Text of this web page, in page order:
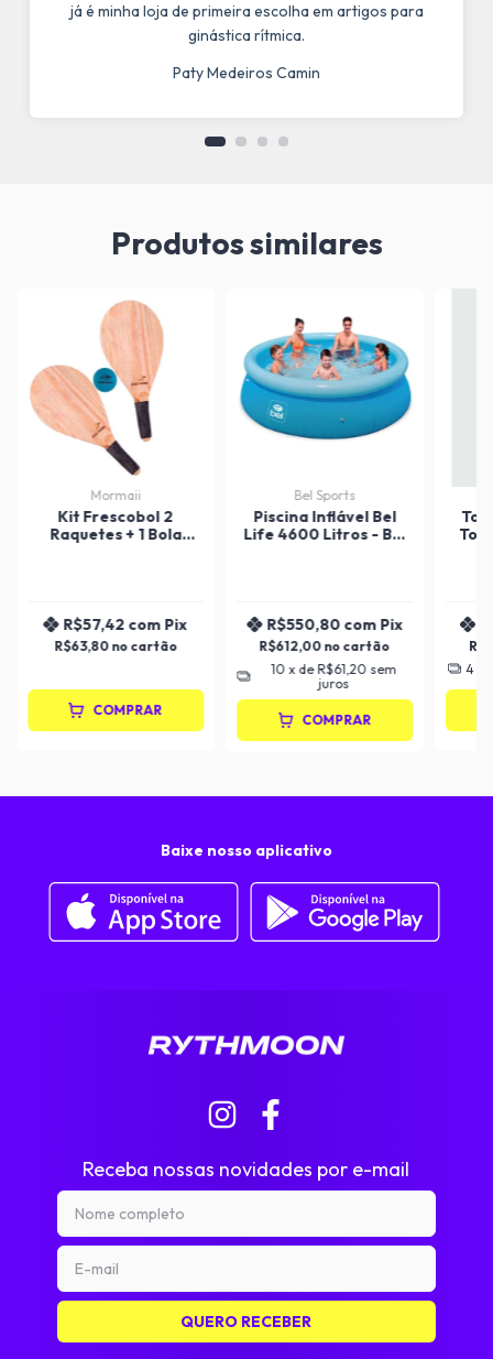
já é minha loja de primeira escolha em artigos para
ginástica rítmica.
Paty Medeiros Camin
Produtos similares
Mormaii
Kit Frescobol 2
Raquetes + 1 Bola
R$63,80
R$57,42 com Pix
COMPRAR
Bel Sports
Piscina Inflável Bel
Life 4600 Litros - Bel
R$612,00
R$550,80 com Pix
10 x de R$61,20 sem
juros
COMPRAR
4
Baixe nosso aplicativo
Receba nossas novidades por e-mail